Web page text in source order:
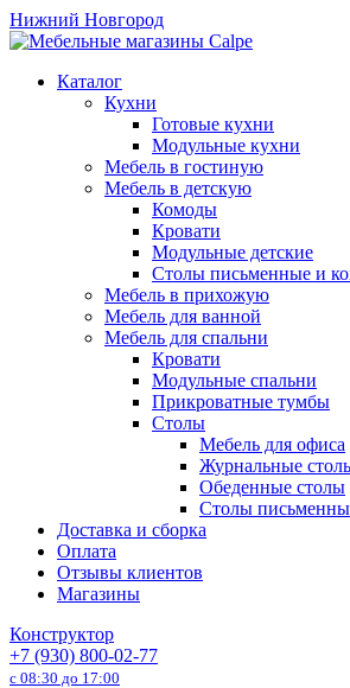
Нижний Новгород
Каталог
Кухни
Готовые кухни
Модульные кухни
Мебель в гостиную
Мебель в детскую
Комоды
Кровати
Модульные детские
Столы письменные и
Мебель в прихожую
Мебель для ванной
Мебель для спальни
Кровати
Модульные спальни
Прикроватные тумбы
Столы
Мебель для офиса
Журнальные
Обеденные столы
Столы
Доставка и сборка
Оплата
Отзывы клиентов
Магазины
Конструктор
+7 (930) 800-02-77
с 08:30 до 17:00